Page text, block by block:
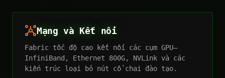
Mạng và Kết nối
Fabric tốc độ cao kết nối các cụm GPU—
InfiniBand, Ethernet 800G, NVLink và các
kiến trúc loại bỏ nút cổ chai đào tạo.